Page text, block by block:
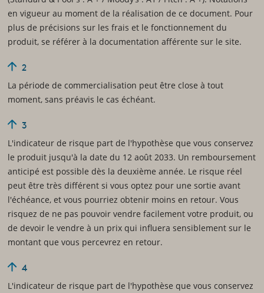
en vigueur au moment de la réalisation de ce document. Pour
plus de précisions sur les frais et le fonctionnement du
produit, se référer à la documentation afférente sur le site.
2
La période de commercialisation peut être close à tout
moment, sans préavis le cas échéant.
3
L'indicateur de risque part de l'hypothèse que vous conservez
le produit jusqu'à la date du 12 août 2033. Un remboursement
anticipé est possible dès la deuxième année. Le risque réel
peut être très différent si vous optez pour une sortie avant
l'échéance, et vous pourriez obtenir moins en retour. Vous
risquez de ne pas pouvoir vendre facilement votre produit, ou
de devoir le vendre à un prix qui influera sensiblement sur le
montant que vous percevrez en retour.
4
L'indicateur de risque part de l'hypothèse que vous conservez